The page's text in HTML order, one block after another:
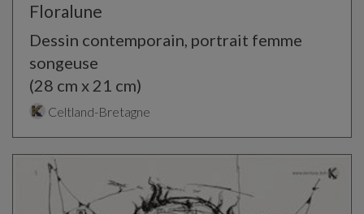
Floralune
Dessin contemporain, portrait femme
songeuse
(28 cm x 21 cm)
Celtland-Bretagne